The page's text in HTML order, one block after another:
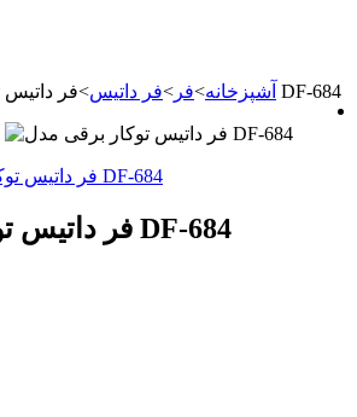
آشپزخانه>فر >فر داتیس> فر داتیس توکار برقی مدل DF-684
فر داتیس توکار برقی مدل DF-684